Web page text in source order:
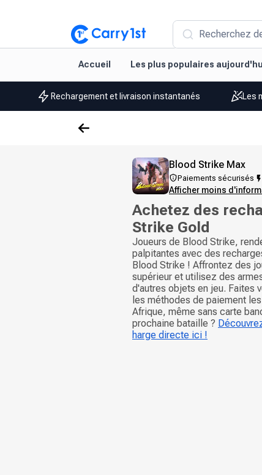
Recherchez
Accueil Les plus populaires
Rechargement et livraison instantanés Les
Blood Strike Max
Paiements sécurisés
Afficher moins
Achetez des
Strike Gold
Joueurs de Blood Strike,
palpitantes avec des
Blood Strike ! Affrontez des
supérieur et utilisez des
d'autres objets en jeu. Faites
les méthodes de paiement
Afrique, même sans carte
prochaine bataille ?
harge directe ici !